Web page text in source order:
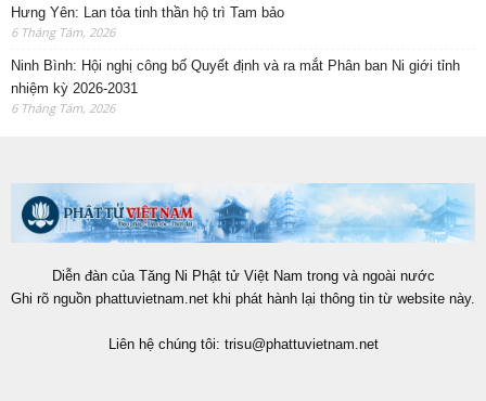
Hưng Yên: Lan tỏa tinh thần hộ trì Tam bảo
6 Tháng Tám, 2026
Ninh Bình: Hội nghị công bố Quyết định và ra mắt Phân ban Ni giới tỉnh
nhiệm kỳ 2026-2031
6 Tháng Tám, 2026
Diễn đàn của Tăng Ni Phật tử Việt Nam trong và ngoài nước
Ghi rõ nguồn phattuvietnam.net khi phát hành lại thông tin từ website này.
Liên hệ chúng tôi: trisu@phattuvietnam.net